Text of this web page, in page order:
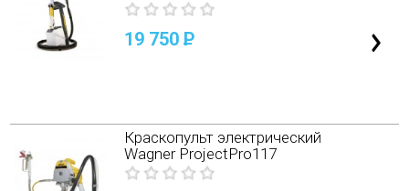
19 750P
Краскопульт электрический
Wagner ProjectPro117